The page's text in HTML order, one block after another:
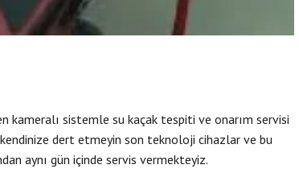
kameralı sistemle su kaçak tespiti ve onarım servisi
dert etmeyin son teknoloji cihazlar ve bu
aynı gün içinde servis vermekteyiz.